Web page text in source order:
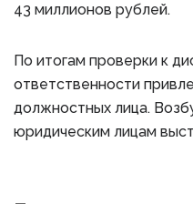
43 миллионов рублей.
По итогам проверки к
ответственности
должностных лица.
юридическим лицам